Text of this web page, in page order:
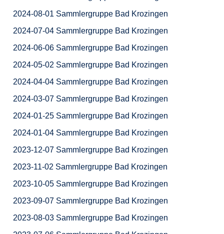
2024-08-01 Sammlergruppe Bad Krozingen
2024-07-04 Sammlergruppe Bad Krozingen
2024-06-06 Sammlergruppe Bad Krozingen
2024-05-02 Sammlergruppe Bad Krozingen
2024-04-04 Sammlergruppe Bad Krozingen
2024-03-07 Sammlergruppe Bad Krozingen
2024-01-25 Sammlergruppe Bad Krozingen
2024-01-04 Sammlergruppe Bad Krozingen
2023-12-07 Sammlergruppe Bad Krozingen
2023-11-02 Sammlergruppe Bad Krozingen
2023-10-05 Sammlergruppe Bad Krozingen
2023-09-07 Sammlergruppe Bad Krozingen
2023-08-03 Sammlergruppe Bad Krozingen